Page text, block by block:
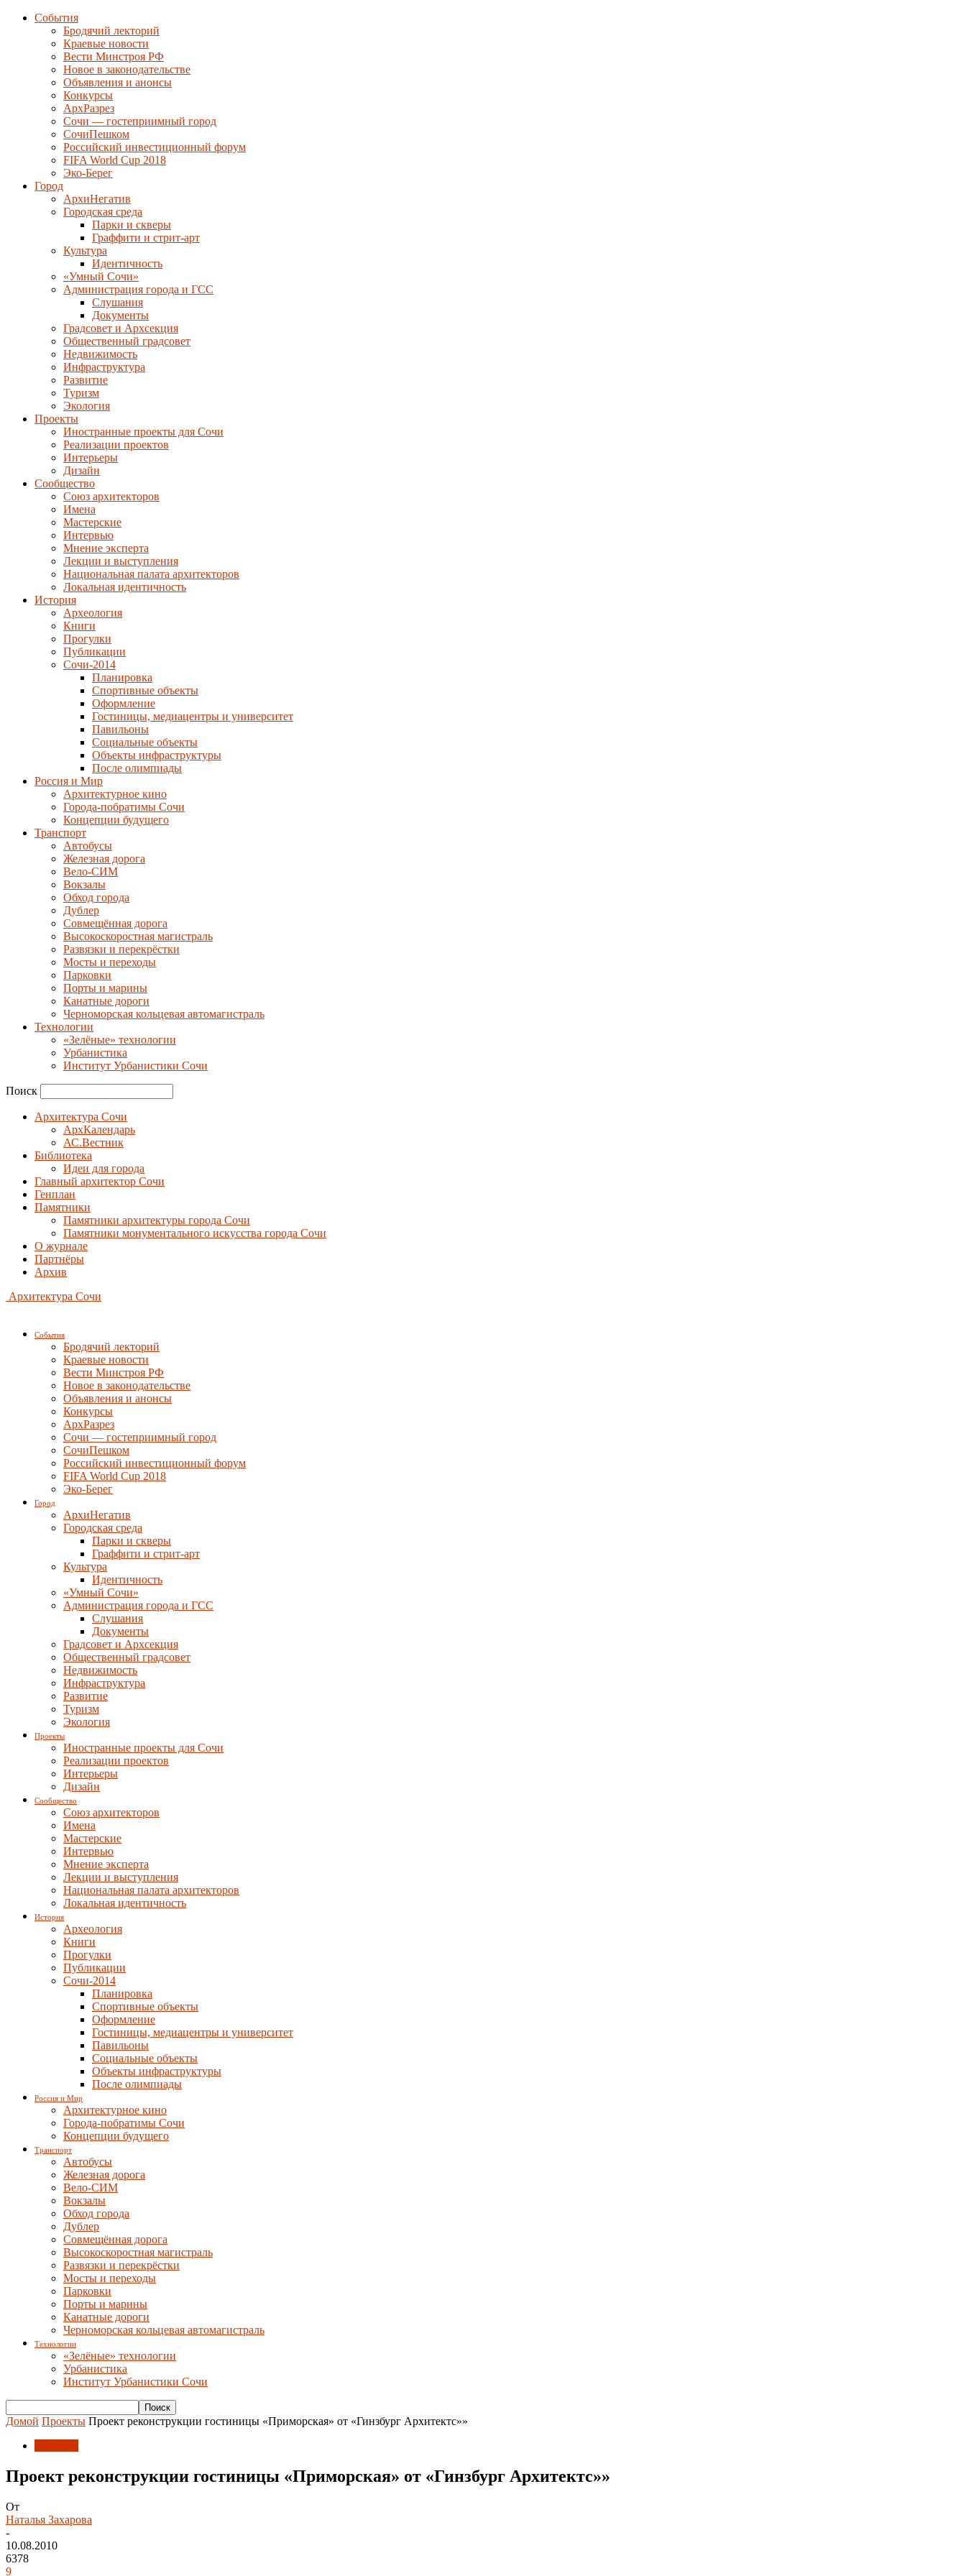
События
Бродячий лекторий
Краевые новости
Вести Минстроя РФ
Новое в законодательстве
Объявления и анонсы
Конкурсы
АрхРазрез
Сочи — гостеприимный город
СочиПешком
Российский инвестиционный форум
FIFA World Cup 2018
Эко-Берег
Город
АрхиНегатив
Городская среда
Парки и скверы
Граффити и стрит-арт
Культура
Идентичность
«Умный Сочи»
Администрация города и ГСС
Слушания
Документы
Градсовет и Архсекция
Общественный градсовет
Недвижимость
Инфраструктура
Развитие
Туризм
Экология
Проекты
Иностранные проекты для Сочи
Реализации проектов
Интерьеры
Дизайн
Сообщество
Союз архитекторов
Имена
Мастерские
Интервью
Мнение эксперта
Лекции и выступления
Национальная палата архитекторов
Локальная идентичность
История
Археология
Книги
Прогулки
Публикации
Сочи-2014
Планировка
Спортивные объекты
Оформление
Гостиницы, медиацентры и университет
Павильоны
Социальные объекты
Объекты инфраструктуры
После олимпиады
Россия и Мир
Архитектурное кино
Города-побратимы Сочи
Концепции будущего
Транспорт
Автобусы
Железная дорога
Вело-СИМ
Вокзалы
Обход города
Дублер
Совмещённая дорога
Высокоскоростная магистраль
Развязки и перекрёстки
Мосты и переходы
Парковки
Порты и марины
Канатные дороги
Черноморская кольцевая автомагистраль
Технологии
«Зелёные» технологии
Урбанистика
Институт Урбанистики Сочи
Поиск
Архитектура Сочи
АрхКалендарь
АС.Вестник
Библиотека
Идеи для города
Главный архитектор Сочи
Генплан
Памятники
Памятники архитектуры города Сочи
Памятники монументального искусства города Сочи
О журнале
Партнёры
Архив
Архитектура Сочи
События
Бродячий лекторий
Краевые новости
Вести Минстроя РФ
Новое в законодательстве
Объявления и анонсы
Конкурсы
АрхРазрез
Сочи — гостеприимный город
СочиПешком
Российский инвестиционный форум
FIFA World Cup 2018
Эко-Берег
Город
АрхиНегатив
Городская среда
Парки и скверы
Граффити и стрит-арт
Культура
Идентичность
«Умный Сочи»
Администрация города и ГСС
Слушания
Документы
Градсовет и Архсекция
Общественный градсовет
Недвижимость
Инфраструктура
Развитие
Туризм
Экология
Проекты
Иностранные проекты для Сочи
Реализации проектов
Интерьеры
Дизайн
Сообщество
Союз архитекторов
Имена
Мастерские
Интервью
Мнение эксперта
Лекции и выступления
Национальная палата архитекторов
Локальная идентичность
История
Археология
Книги
Прогулки
Публикации
Сочи-2014
Планировка
Спортивные объекты
Оформление
Гостиницы, медиацентры и университет
Павильоны
Социальные объекты
Объекты инфраструктуры
После олимпиады
Россия и Мир
Архитектурное кино
Города-побратимы Сочи
Концепции будущего
Транспорт
Автобусы
Железная дорога
Вело-СИМ
Вокзалы
Обход города
Дублер
Совмещённая дорога
Высокоскоростная магистраль
Развязки и перекрёстки
Мосты и переходы
Парковки
Порты и марины
Канатные дороги
Черноморская кольцевая автомагистраль
Технологии
«Зелёные» технологии
Урбанистика
Институт Урбанистики Сочи
Домой Проекты Проект реконструкции гостиницы «Приморская» от «Гинзбург Архитектс»»
Проект реконструкции гостиницы «Приморская» от «Гинзбург Архитектс»»
От
Наталья Захарова
-
10.08.2010
6378
9